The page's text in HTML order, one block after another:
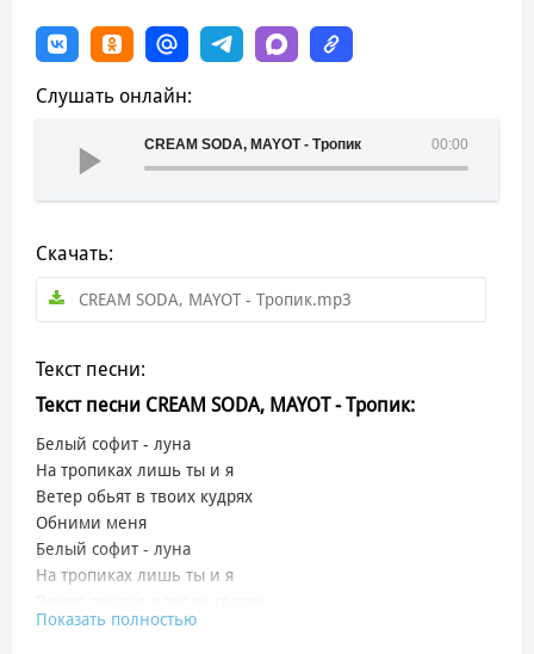
Слушать онлайн:
00:00
CREAM SODA, MAYOT - Тропик
Скачать:
CREAM SODA, MAYOT - Тропик.mp3
Текст песни:
Текст песни CREAM SODA, MAYOT - Тропик:
Белый софит - луна
На тропиках лишь ты и я
Ветер обьят в твоих кудрях
Обними меня
Белый софит - луна
На тропиках лишь ты и я
Прям до утра
Показать полностью